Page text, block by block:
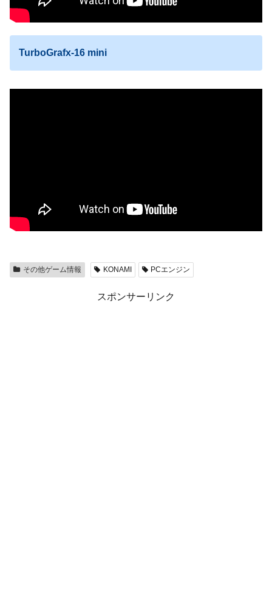
TurboGrafx-16 mini
その他ゲーム情報 KONAMI PCエンジン
スポンサーリンク